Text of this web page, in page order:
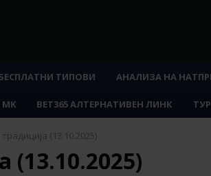
ТИПОВИ АНАЛИЗА НА
MK BET365 АЛТЕРНАТИВЕН ЛИНК
(13.10.2025)
(13.10.2025)